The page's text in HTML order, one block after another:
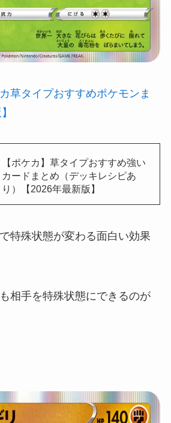
草タイプおすすめポケモンま
【ポケカ】草タイプおすすめ強い
カードまとめ（デッキレシピあ
り）【2026年最新版】
特殊状態が変わる面白い効果
相手を特殊状態にできるのが